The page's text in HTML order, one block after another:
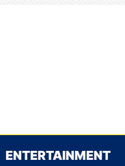
ENTERTAINMENT